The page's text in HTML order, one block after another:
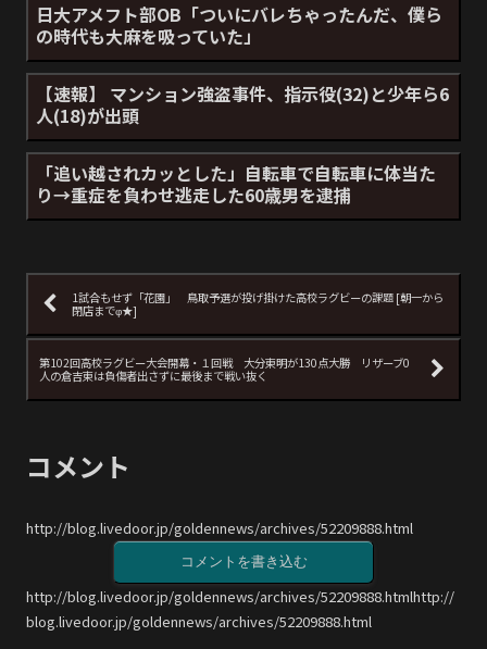
日大アメフト部OB「ついにバレちゃったんだ、僕ら
の時代も大麻を吸っていた」
【速報】 マンション強盗事件、指示役(32)と少年ら6
人(18)が出頭
「追い越されカッとした」自転車で自転車に体当た
り→重症を負わせ逃走した60歳男を逮捕
1試合もせず「花園」 鳥取予選が投げ掛けた高校ラグビーの課題 [朝一から
閉店までφ★]
第102回高校ラグビー大会開幕・１回戦 大分東明が130点大勝 リザーブ0
人の倉吉東は負傷者出さずに最後まで戦い抜く
コメント
http://blog.livedoor.jp/goldennews/archives/52209888.html
コメントを書き込む
http://blog.livedoor.jp/goldennews/archives/52209888.htmlhttp://
blog.livedoor.jp/goldennews/archives/52209888.html